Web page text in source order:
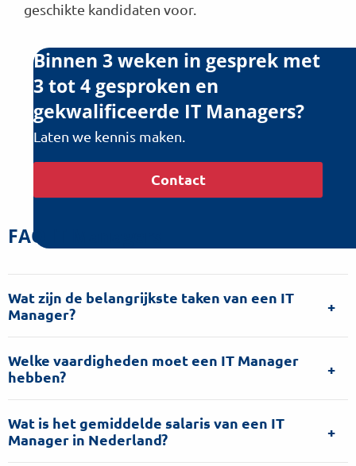
geschikte kandidaten voor.
Binnen 3 weken in gesprek met
3 tot 4 gesproken en
gekwalificeerde IT Managers?
Laten we kennis maken.
Contact
FAQ IT Managers
Wat zijn de belangrijkste taken van een IT
Manager?
Welke vaardigheden moet een IT Manager
hebben?
Wat is het gemiddelde salaris van een IT
Manager in Nederland?